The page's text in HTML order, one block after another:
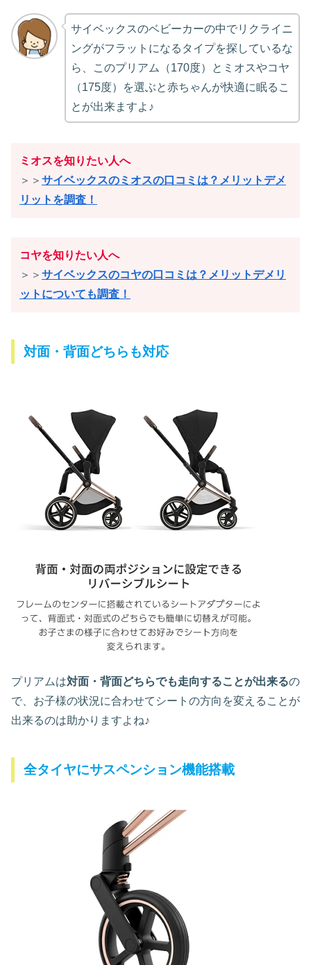
サイベックスのベビーカーの中でリクライニ
ングがフラットになるタイプを探しているな
ら、このプリアム（170度）とミオスやコヤ
（175度）を選ぶと赤ちゃんが快適に眠るこ
とが出来ますよ♪
ミオスを知りたい人へ
＞＞ サイベックスのミオスの口コミは？メリットデメ
リットを調査！
コヤを知りたい人へ
＞＞ サイベックスのコヤの口コミは？メリットデメリ
ットについても調査！
対面・背面どちらも対応
プリアムは対面・背面どちらでも走向することが出来るの
で、お子様の状況に合わせてシートの方向を変えることが
出来るのは助かりますよね♪
全タイヤにサスペンション機能搭載